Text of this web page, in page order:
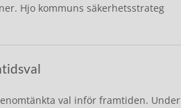
Hjo kommuns säkerhetsstrateg
val inför framtiden. Under